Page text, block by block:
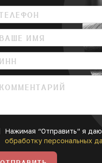
Нажимая “Отправить” я даю
обработку персональных